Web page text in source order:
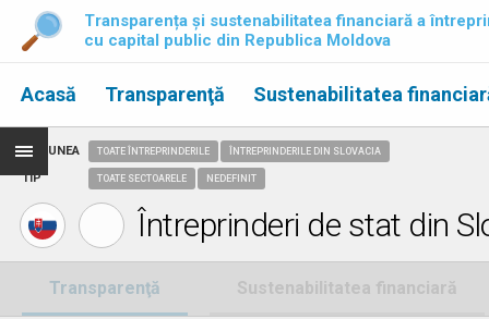
Transparența și sustenabilitatea financiară a
cu capital public din Republica Moldova
Acasă Transparenţă Sustenabilitatea
REGIUNEA
TIP
TOATE ÎNTREPRINDERILE ÎNTREPRINDERILE DIN SLOVACIA
TOATE SECTOARELE NEDEFINIT
Întreprinderi de stat din
Transparenţă Sustenabilitatea financiară